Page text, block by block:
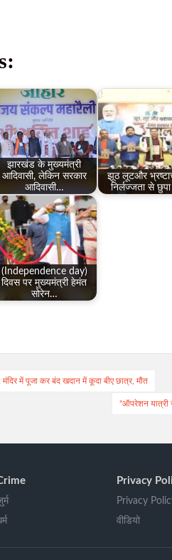
झारखंड के मुख्यमंत्री
आदिवासी, लेकिन सरकार
आदिवासी…
झूठ लूटऔर
निर्लज्जता से
(Independence day)
दिवस पर मुख्यमंत्री हेमंत
सोरेन…
मंदिर में पूजा कर बंद खदान में कूदा बीए छात्र, मौत
“ऑपरेशन यात्री
Privacy
Privacy
वीडियो